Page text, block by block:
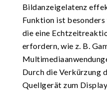
Bildanzeigelatenz
Funktion ist
die eine
erfordern, wie z. B.
Durch die Verkürzung
Quellgerät zum